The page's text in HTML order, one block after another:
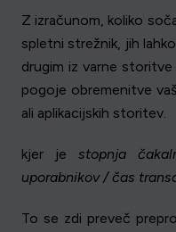
Z izračunom, koliko
spletni strežnik, jih
drugim iz varne
pogoje obremenitve
ali aplikacijskih storitev.
kjer je stopnja
uporabnikov / čas
To se zdi preveč